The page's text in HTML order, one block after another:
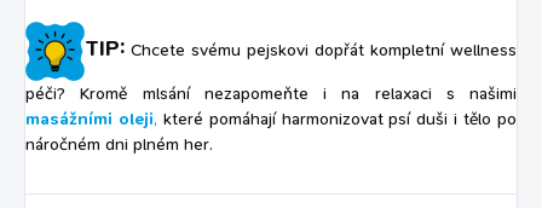
TIP: Chcete svému pejskovi dopřát kompletní wellness
péči? Kromě mlsání nezapomeňte i na relaxaci s našimi
masážními oleji, které pomáhají harmonizovat psí duši i tělo po
náročném dni plném her.